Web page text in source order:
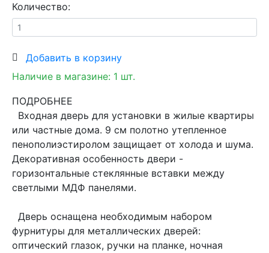
Количество:
Добавить в корзину
Наличие в магазине: 1 шт.
ПОДРОБНЕЕ
Входная дверь для установки в жилые квартиры
или частные дома. 9 см полотно утепленное
пенополиэстиролом защищает от холода и шума.
Декоративная особенность двери -
горизонтальные стеклянные вставки между
светлыми МДФ панелями.
Дверь оснащена необходимым набором
фурнитуры для металлических дверей:
оптический глазок, ручки на планке, ночная